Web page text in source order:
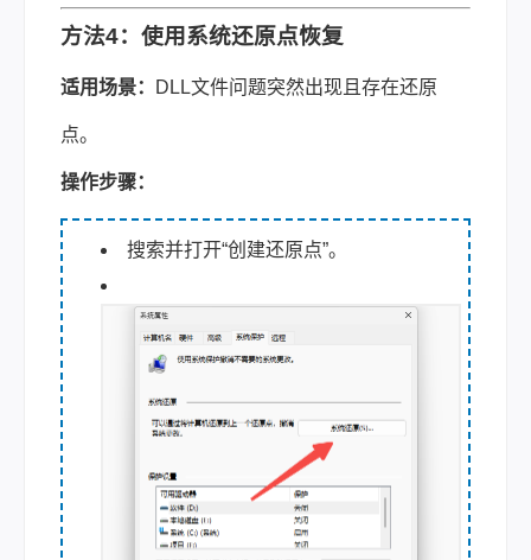
方法4：使用系统还原点恢复
适用场景： DLL文件问题突然出现且存在还原
点。
操作步骤：
搜索并打开“创建还原点”。